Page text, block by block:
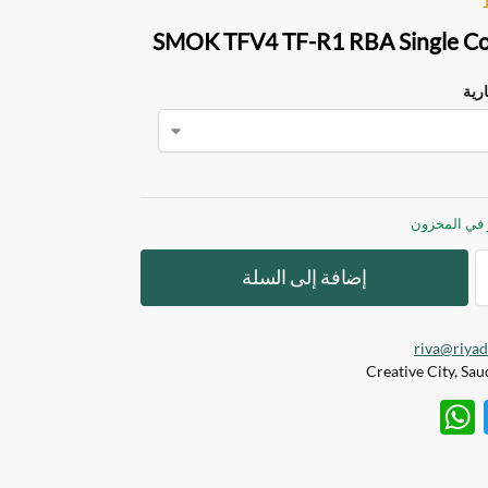
SMOK TFV4 TF-R1 RBA Single
إضافة إلى السلة
T